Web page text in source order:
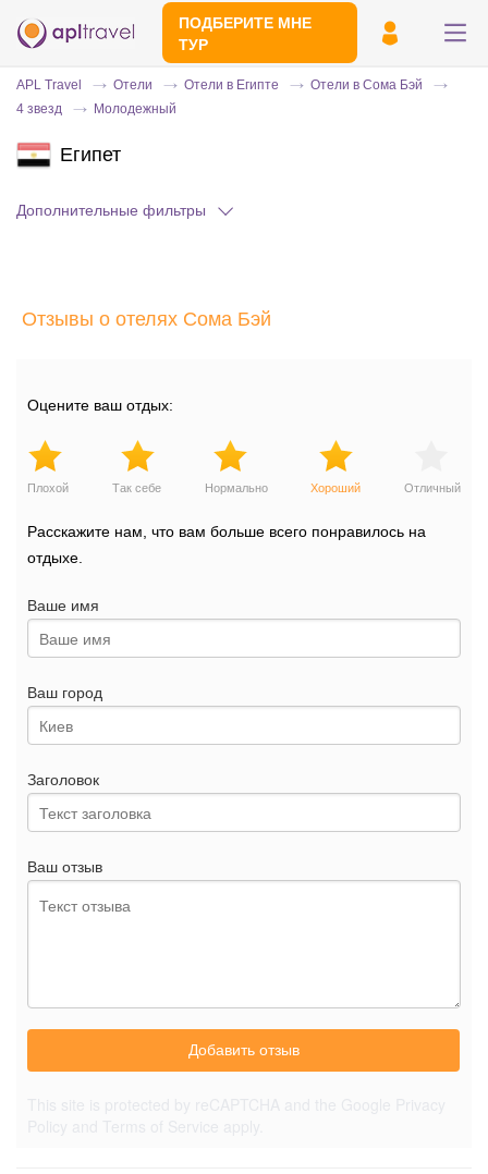
ПОДБЕРИТЕ МНЕ
ТУР
Отправьте свой номер телефона
APL Travel Отели Отели в Египте
Отели в Сома Бэй
4 звезд
Молодежный
Египет
Дополнительные фильтры
Отзывы о отелях Сома Бэй
Оцените ваш отдых:
Плохой Так себе Нормально Хороший Отличный
Расскажите нам, что вам больше всего понравилось на
отдыхе.
Ваше имя
Ваш город
Заголовок
Ваш отзыв
Добавить отзыв